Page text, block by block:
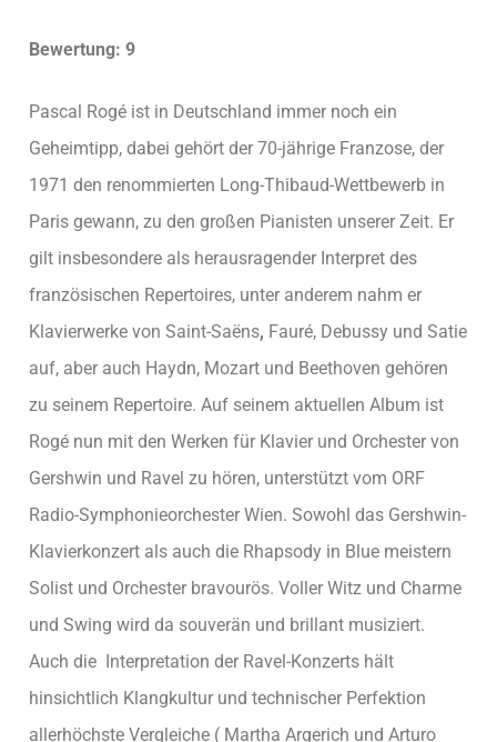
Bewertung: 9
Pascal Rogé ist in Deutschland immer noch ein
Geheimtipp, dabei gehört der 70-jährige Franzose, der
1971 den renommierten Long-Thibaud-Wettbewerb in
Paris gewann, zu den großen Pianisten unserer Zeit. Er
gilt insbesondere als herausragender Interpret des
französischen Repertoires, unter anderem nahm er
Klavierwerke von Saint-Saëns, Fauré, Debussy und Satie
auf, aber auch Haydn, Mozart und Beethoven gehören
zu seinem Repertoire. Auf seinem aktuellen Album ist
Rogé nun mit den Werken für Klavier und Orchester von
Gershwin und Ravel zu hören, unterstützt vom ORF
Radio-Symphonieorchester Wien. Sowohl das Gershwin-
Klavierkonzert als auch die Rhapsody in Blue meistern
Solist und Orchester bravourös. Voller Witz und Charme
und Swing wird da souverän und brillant musiziert.
Auch die Interpretation der Ravel-Konzerts hält
hinsichtlich Klangkultur und technischer Perfektion
allerhöchste Vergleiche ( Martha Argerich und Arturo